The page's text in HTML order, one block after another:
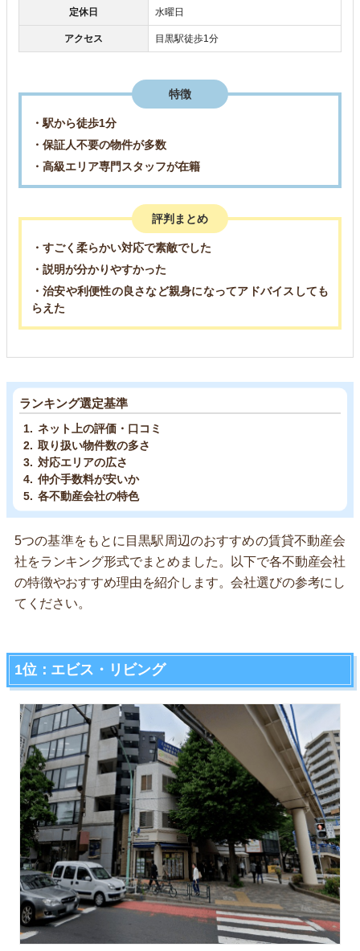
定休日 水曜日
アクセス 目黒駅徒歩1分
特徴
・駅から徒歩1分
・保証人不要の物件が多数
・高級エリア専門スタッフが在籍
評判まとめ
・すごく柔らかい対応で素敵でした
・説明が分かりやすかった
・治安や利便性の良さなど親身になってアドバイスしても
らえた
ランキング選定基準
ネット上の評価・口コミ
取り扱い物件数の多さ
対応エリアの広さ
仲介手数料が安いか
各不動産会社の特色
5つの基準をもとに目黒駅周辺のおすすめの賃貸不動産会
社をランキング形式でまとめました。以下で各不動産会社
の特徴やおすすめ理由を紹介します。会社選びの参考にし
てください。
1位：エビス・リビング